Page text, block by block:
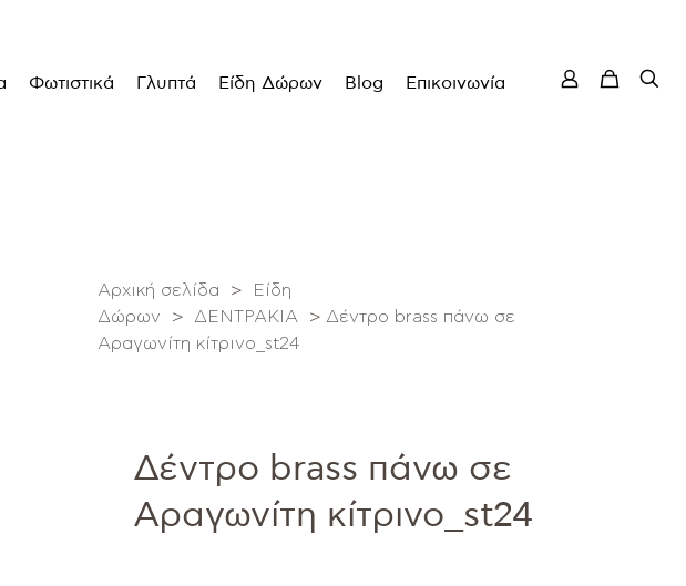
Φωτιστικά Γλυπτά Είδη Δώρων Blog Επικοινωνία
Αρχική σελίδα >
Είδη
Δώρων
> ΔΕΝΤΡΑΚΙΑ > Δέντρο brass πάνω σε
Αραγωνίτη κίτρινο_st24
Δέντρο brass πάνω σε
Αραγωνίτη κίτρινο_st24